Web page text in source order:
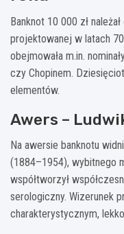
Banknot 10 000 zł
projektowanej w latach
obejmowała m.in.
czy Chopinem.
elementów.
Awers –
Na awersie banknotu
(1884–1954), wybitnego
współtworzył
serologiczny. Wizerunek
charakterystycznym,